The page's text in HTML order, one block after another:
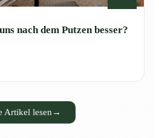
nach dem Putzen besser?
Artikel lesen →